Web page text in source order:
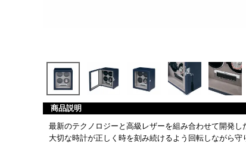
商品説明
最新のテクノロジーと高級レザーを組み合わせて開発
大切な時計が正しく時を刻み続けるよう回転しながら